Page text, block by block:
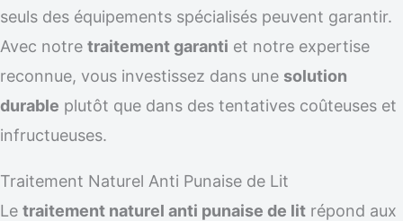
seuls des équipements spécialisés peuvent garantir.
Avec notre traitement garanti et notre expertise
reconnue, vous investissez dans une solution
durable plutôt que dans des tentatives coûteuses et
infructueuses.
Traitement Naturel Anti Punaise de Lit
Le traitement naturel anti punaise de lit répond aux